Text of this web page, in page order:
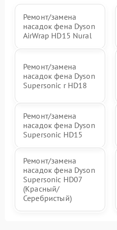
Ремонт/замена
насадок фена Dyson
AirWrap HD15 Nural
Ремонт/замена
насадок фена Dyson
Supersonic r HD18
Ремонт/замена
насадок фена Dyson
Supersonic HD15
Ремонт/замена
насадок фена Dyson
Supersonic HD07
(Красный/
Серебристый)